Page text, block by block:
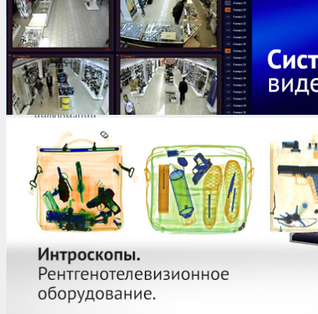
Каталог
Антитеррористическое
оборудование
Поиск и выявление
каналов утечки
информации
Технические средства
защиты информации
Тепловизоры
Криминалистическая
техника
Поисково-досмотровое
оборудование
Средства
документирования и
Металлодетекторы
Полиграфы
Противокражные системы
Рации и Аксессуары
Переговорные устройства